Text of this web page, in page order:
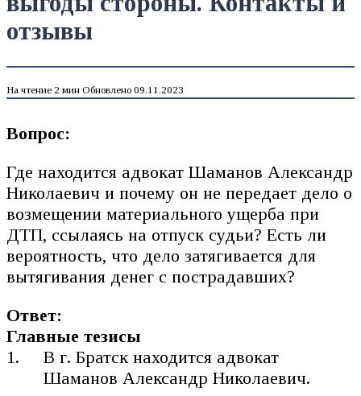
отзывы
На чтение 2 мин Обновлено 09.11.2023
Вопрос:
Где находится адвокат Шаманов Александр
Николаевич и почему он не передает дело о
возмещении материального ущерба при
ДТП, ссылаясь на отпуск судьи? Есть ли
вероятность, что дело затягивается для
вытягивания денег с пострадавших?
Ответ:
Главные тезисы
В г. Братск находится адвокат
Шаманов Александр Николаевич.